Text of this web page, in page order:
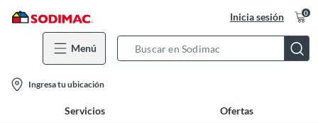
Inicia sesión 0
Menú
Bar
location-
icon
Ingresa tu ubicación
Servicios Ofertas